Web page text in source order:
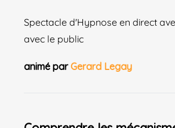
Spectacle d'Hypnose en direct
avec le public
animé parGerard Legay